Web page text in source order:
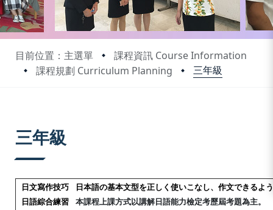
目前位置：主選單
課程資訊 Course Information
課程規劃 Curriculum Planning
三年級
三年級
日文寫作技巧
日本語の基本文型を正しく使いこなし、作文できるよ
日語綜合練習
本課程上課方式以講解日語能力檢定考歷屆考題為主。